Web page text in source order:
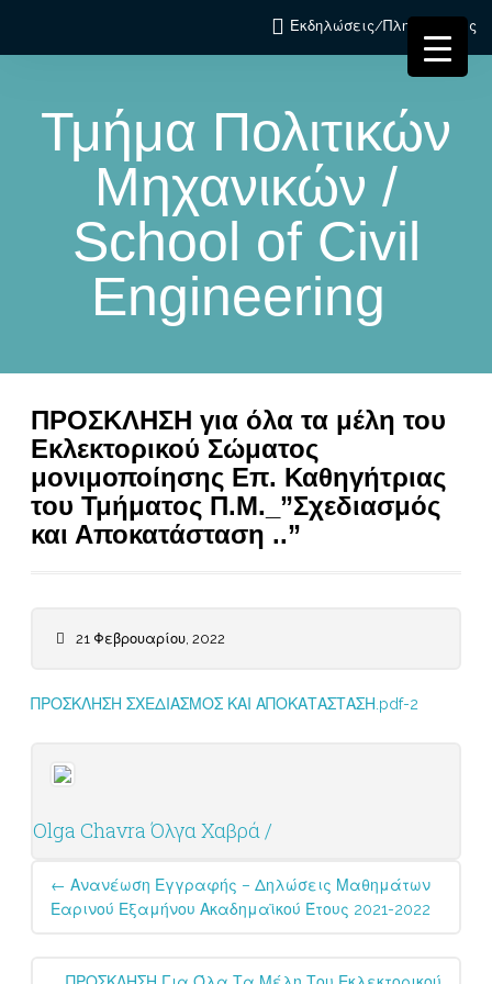
Εκδηλώσεις/Πληροφορίες
Τμήμα Πολιτικών
Μηχανικών /
School of Civil
Engineering
ΠΡΟΣΚΛΗΣΗ για όλα τα μέλη του
Εκλεκτορικού Σώματος
μονιμοποίησης Επ. Καθηγήτριας
του Τμήματος Π.Μ._”Σχεδιασμός
και Αποκατάσταση ..”
21 Φεβρουαρίου, 2022
ΠΡΟΣΚΛΗΣΗ ΣΧΕΔΙΑΣΜΟΣ ΚΑΙ ΑΠΟΚΑΤΑΣΤΑΣΗ.pdf-2
Olga Chavra Όλγα Χαβρά /
Post
navigation
← Ανανέωση Εγγραφής – Δηλώσεις Μαθημάτων
Εαρινού Εξαμήνου Ακαδημαϊκού Έτους 2021-2022